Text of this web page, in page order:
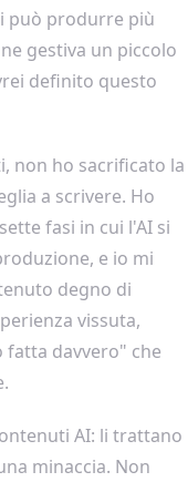
può produrre più
gestiva un piccolo
definito questo
non ho sacrificato la
a scrivere. Ho
fasi in cui l'AI si
e io mi
degno di
vissuta,
fatta davvero" che
AI: li trattano
minaccia. Non